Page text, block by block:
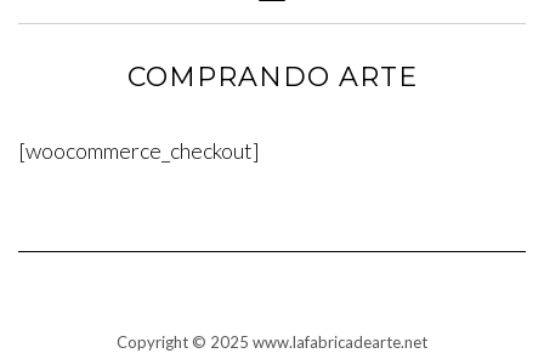
COMPRANDO ARTE
[woocommerce_checkout]
Copyright © 2025 www.lafabricadearte.net